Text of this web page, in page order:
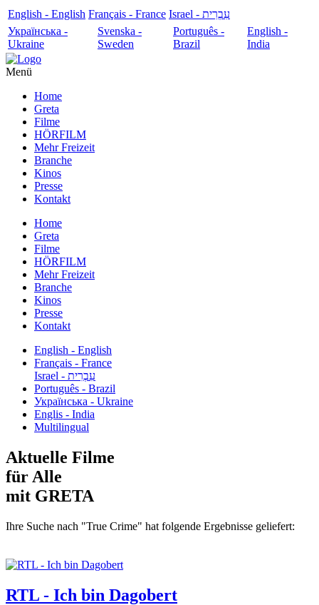
English - English Français - France
עִבְרִית - Israel
Українська -
Ukraine
Svenska -
Sweden
Português -
Brazil
English -
India
Menü
Home
Greta
Filme
HÖRFILM
Mehr Freizeit
Branche
Kinos
Presse
Kontakt
Home
Greta
Filme
HÖRFILM
Mehr Freizeit
Branche
Kinos
Presse
Kontakt
English - English
Français - France
עִבְרִית - Israel
Português - Brazil
Українська - Ukraine
Englis - India
Multilingual
Aktuelle Filme
für Alle
mit GRETA
Ihre Suche nach "True Crime" hat folgende Ergebnisse geliefert:
RTL - Ich bin Dagobert